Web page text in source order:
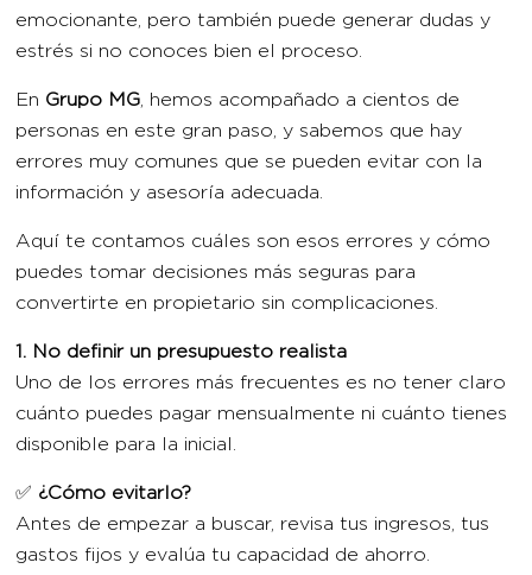
emocionante, pero también puede generar dudas y
estrés si no conoces bien el proceso.
En Grupo MG , hemos acompañado a cientos de
personas en este gran paso, y sabemos que hay
errores muy comunes que se pueden evitar con la
información y asesoría adecuada.
Aquí te contamos cuáles son esos errores y cómo
puedes tomar decisiones más seguras para
convertirte en propietario sin complicaciones.
1. No definir un presupuesto realista
Uno de los errores más frecuentes es no tener claro
cuánto puedes pagar mensualmente ni cuánto tienes
disponible para la inicial.
✅ ¿Cómo evitarlo?
Antes de empezar a buscar, revisa tus ingresos, tus
gastos fijos y evalúa tu capacidad de ahorro.